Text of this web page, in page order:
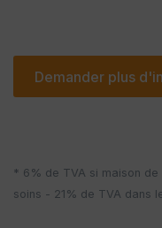
Demander plus
* 6% de TVA si maison
soins - 21% de TVA dans